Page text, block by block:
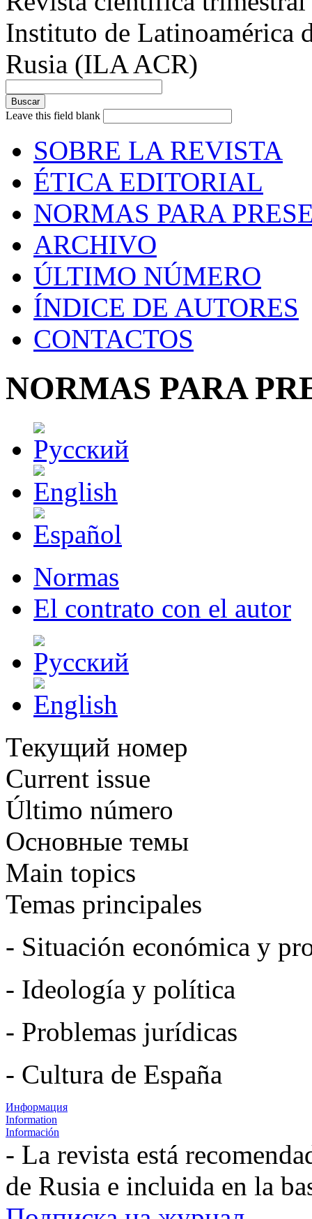
Instituto de Latinoamérica
Rusia (ILA ACR)
Leave this field blank
SOBRE LA REVISTA
ÉTICA EDITORIAL
NORMAS PARA
ARCHIVO
ÚLTIMO NÚMERO
ÍNDICE DE AUTORES
CONTACTOS
NORMAS PARA
Normas
El contrato con el autor
Текущий номер
Current issue
Último número
Основные темы
Main topics
Temas principales
- Situación económica y
- Ideología y política
- Problemas jurídicas
- Cultura de España
Информация
Information
Información
- La revista está
de Rusia e incluida en la